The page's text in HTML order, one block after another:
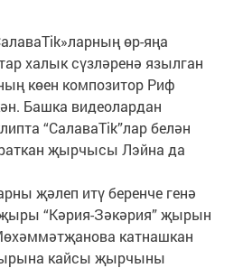
өр-яңа
халык сүзләренә язылган
көен композитор Риф
Башка видеолардан
“СалаваTik”лар белән
җырчысы Лэйна да
җәлеп итү беренче генә
җыры “Кәрия-Зәкәрия” җырын
катнашкан
кайсы җырчыны